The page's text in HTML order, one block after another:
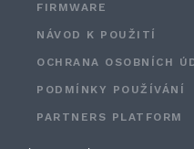
FIRMWARE
NÁVOD K POUŽITÍ
OCHRANA OSOBNÍCH
PODMÍNKY POUŽÍVÁNÍ
PARTNERS PLATFORM